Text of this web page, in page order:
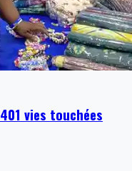
vies touchées